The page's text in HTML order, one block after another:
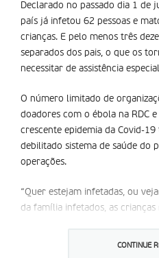
Declarado no passado dia 1 de
país já infetou 62 pessoas e
crianças. E pelo menos três
separados dos pais, o que os
necessitar de assistência
O número limitado de
doadores com o ébola na RDC
crescente epidemia da Covid-
debilitado sistema de saúde do
operações.
“Quer estejam infetadas, ou
da família infetados, as crianças
Edouard Beigbeder,
CONTINUE